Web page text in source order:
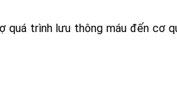
trình lưu thông máu đến cơ